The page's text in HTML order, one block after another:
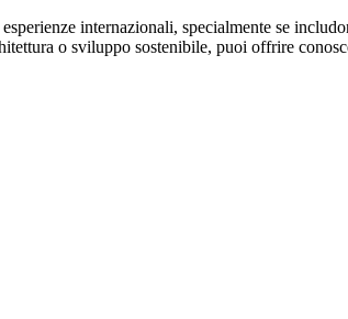
internazionali, specialmente se
o sviluppo sostenibile, puoi offrire